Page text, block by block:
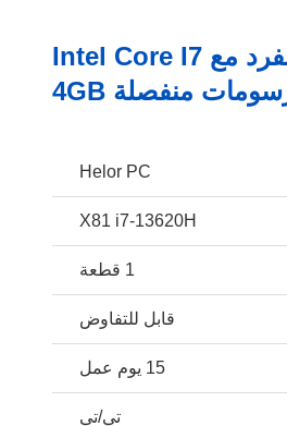
جهاز كمبيوتر ألعاب LAN منفرد مع Intel Core I7
Helor PC
X81 i7-13620H
1 قطعة
قابل للتفاوض
15 يوم عمل
تي/تي